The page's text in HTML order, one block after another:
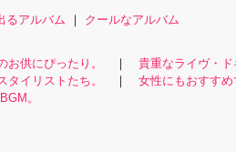
るアルバム ｜ クールなアルバム
お供にぴったり。 ｜ 貴重なライヴ・ド
タイリストたち。 ｜ 女性にもおすすめ
。